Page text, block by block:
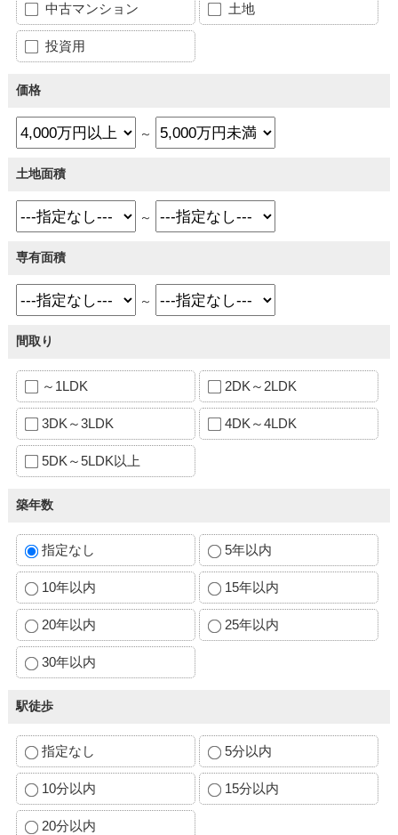
中古マンション 土地
投資用
価格
～
土地面積
～
専有面積
～
間取り
～1LDK 2DK～2LDK
3DK～3LDK 4DK～4LDK
5DK～5LDK以上
築年数
指定なし 5年以内
10年以内 15年以内
20年以内 25年以内
30年以内
駅徒歩
指定なし 5分以内
10分以内 15分以内
20分以内